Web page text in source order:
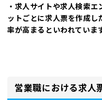
・求人サイトや求人検索
ットごとに求人票を作成
率が高まるといわれていま
営業職における求人